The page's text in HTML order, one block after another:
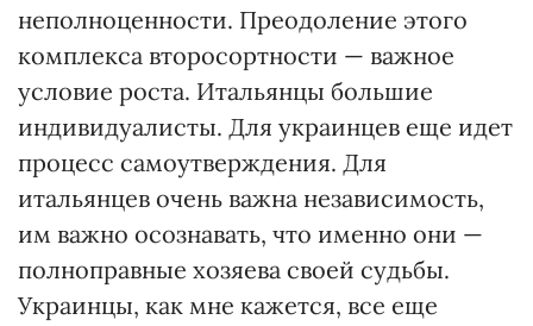
неполноценности. Преодоление этого
комплекса второсортности — важное
условие роста. Итальянцы большие
индивидуалисты. Для украинцев еще идет
процесс самоутверждения. Для
итальянцев очень важна независимость,
им важно осознавать, что именно они —
полноправные хозяева своей судьбы.
Украинцы, как мне кажется, все еще